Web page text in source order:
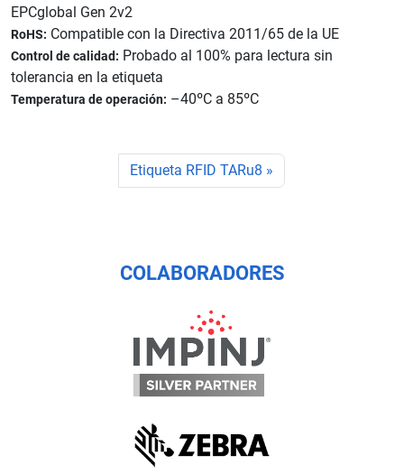
EPCglobal Gen 2v2
RoHS: Compatible con la Directiva 2011/65 de la UE
Control de calidad: Probado al 100% para lectura sin
tolerancia en la etiqueta
Temperatura de operación: –40ºC a 85ºC
Etiqueta RFID TARu8
COLABORADORES